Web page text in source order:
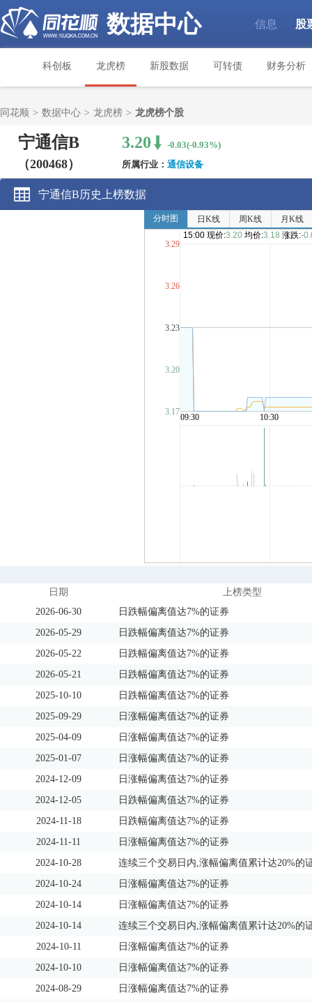
数据中心 信息 股
科创板 龙虎榜 新股数据 可转债 财务分析
同花顺 > 数据中心 > 龙虎榜 > 龙虎榜个股
宁通信B
（200468）
3.20
-0.03(-0.93%)
所属行业： 通信设备
宁通信B历史上榜数据
日期
上榜类型
2026-06-30
日跌幅偏离值达7%的证券
2026-05-29
日跌幅偏离值达7%的证券
2026-05-22
日跌幅偏离值达7%的证券
2026-05-21
日跌幅偏离值达7%的证券
2025-10-10
日跌幅偏离值达7%的证券
2025-09-29
日涨幅偏离值达7%的证券
2025-04-09
日涨幅偏离值达7%的证券
2025-01-07
日涨幅偏离值达7%的证券
2024-12-09
日涨幅偏离值达7%的证券
2024-12-05
日跌幅偏离值达7%的证券
2024-11-18
日跌幅偏离值达7%的证券
2024-11-11
日涨幅偏离值达7%的证券
2024-10-28
连续三个交易日内,涨幅偏离值累计达20%的
2024-10-24
日涨幅偏离值达7%的证券
2024-10-14
日涨幅偏离值达7%的证券
2024-10-14
连续三个交易日内,涨幅偏离值累计达20%的
2024-10-11
日涨幅偏离值达7%的证券
2024-10-10
日涨幅偏离值达7%的证券
2024-08-29
日涨幅偏离值达7%的证券